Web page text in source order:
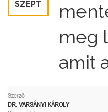
SZEPT
meg
amit
Szerző
DR. VARSÁNYI KÁROLY